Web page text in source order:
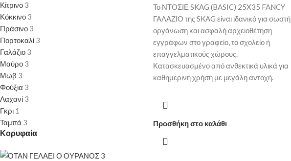
Κίτρινο 3
Κόκκινο 3
Πράσινο 3
Πορτοκαλί 3
Γαλάζιο 3
Μαύρο 3
Μωβ 3
Φούξια 3
Λαχανί 3
Γκρι 1
Ταμπά 3
Κορυφαία
Το ΝΤΟΣΙΕ SKAG (BASIC) 25X35 FANCY
ΓΑΛΑΖΙΟ της SKAG είναι ιδανικό για σωστή
οργάνωση και ασφαλή αρχειοθέτηση
εγγράφων στο γραφείο, το σχολείο ή
επαγγελματικούς χώρους.
Κατασκευασμένο από ανθεκτικά υλικά για
καθημερινή χρήση με μεγάλη αντοχή.
Προσθήκη στο καλάθι